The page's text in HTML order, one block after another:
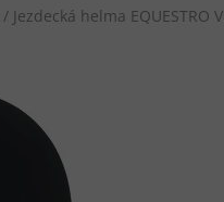
/ Jezdecká helma